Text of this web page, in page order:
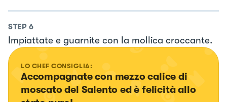
STEP 6
Impiattate e guarnite con la mollica croccante.
LO CHEF CONSIGLIA:
Accompagnate con mezzo calice di
moscato del Salento ed è felicità allo